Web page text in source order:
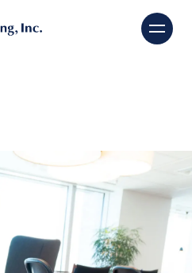
株式会社キャピタル・